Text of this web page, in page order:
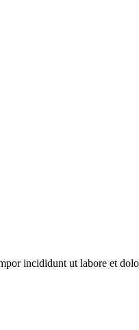
incididunt ut labore et